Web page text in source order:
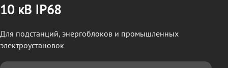
10 кВ IP68
Для подстанций, энергоблоков и промышленных
электроустановок